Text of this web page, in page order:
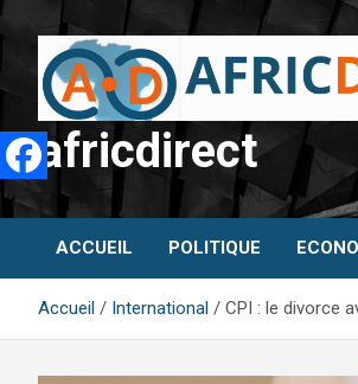
Aller
contenu
africdirect
ACCUEIL POLITIQUE
Accueil International CPI : le divorce